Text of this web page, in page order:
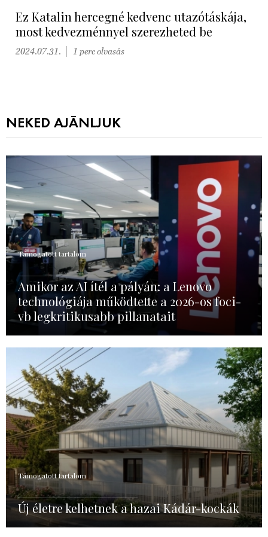
Ez Katalin hercegné kedvenc utazótáskája,
most kedvezménnyel szerezheted be
2024.07.31. 1 perc olvasás
NEKED AJÁNLJUK
Támogatott tartalom
Amikor az AI ítél a pályán: a Lenovo
technológiája működtette a 2026-os foci-
vb legkritikusabb pillanatait
Támogatott tartalom
Új életre kelhetnek a hazai Kádár-kockák